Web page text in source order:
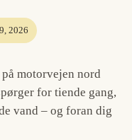
2026
motorvejen nord
for tiende gang,
vand – og foran dig